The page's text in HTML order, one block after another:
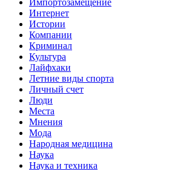
Импортозамещение
Интернет
Истории
Компании
Криминал
Культура
Лайфхаки
Летние виды спорта
Личный счет
Люди
Места
Мнения
Мода
Народная медицина
Наука
Наука и техника